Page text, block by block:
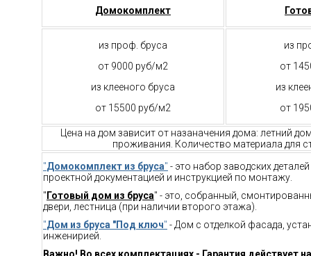
Домокомплект
из проф. бруса
от 9000 руб/м2
из клееного бруса
от 15500 руб/м2
из
от
из
от
Цена на дом зависит от назаначения дома: летний
проживания. Количество материала для
"Домокомплект из бруса" - это набор заводских
проектной документацией и инструкцией по монтажу.
" Готовый дом из бруса" - это, собранный,
двери, лестница (при наличии второго этажа).
"Дом из бруса "Под ключ" - Дом с отделкой фасада,
инженирией.